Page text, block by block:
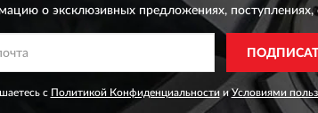
о эксклюзивных предложениях,
с Политикой Конфиденциальности иУсловиями